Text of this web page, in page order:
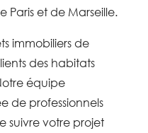
Paris et de Marseille.
immobiliers de
des habitats
équipe
de professionnels
suivre votre projet